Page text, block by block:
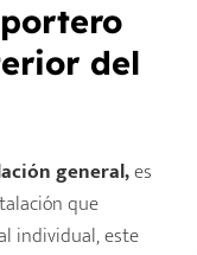
del
general,es
que
individual, este